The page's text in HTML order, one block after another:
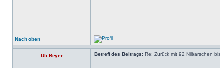
Nach oben
Uli Beyer Betreff des Beitrags: Re: Zurück mit 92 Nilbarschen